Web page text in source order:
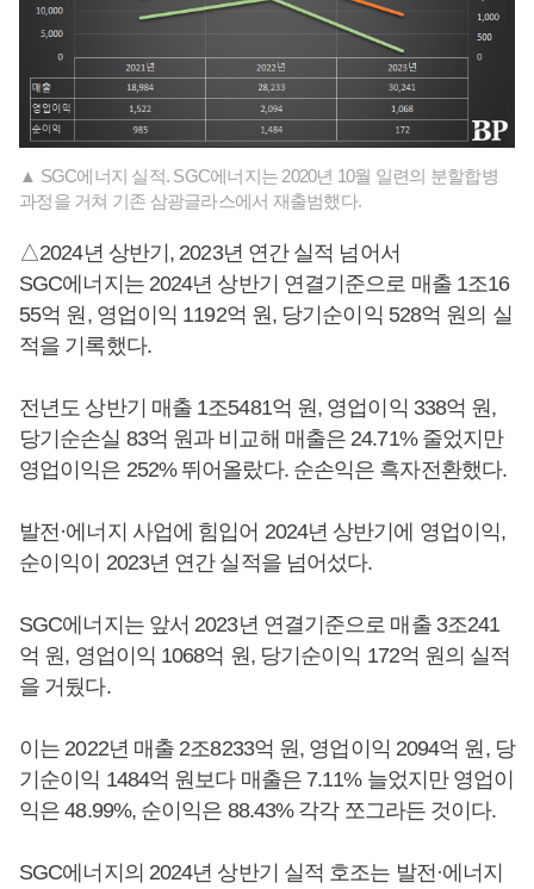
▲ SGC에너지 실적. SGC에너지는 2020년 10월 일련의 분할합병
과정을 거쳐 기존 삼광글라스에서 재출범했다.
△2024년 상반기, 2023년 연간 실적 넘어서
SGC에너지는 2024년 상반기 연결기준으로 매출 1조16
55억 원, 영업이익 1192억 원, 당기순이익 528억 원의 실
적을 기록했다.
전년도 상반기 매출 1조5481억 원, 영업이익 338억 원,
당기순손실 83억 원과 비교해 매출은 24.71% 줄었지만
영업이익은 252% 뛰어올랐다. 순손익은 흑자전환했다.
발전·에너지 사업에 힘입어 2024년 상반기에 영업이익,
순이익이 2023년 연간 실적을 넘어섰다.
SGC에너지는 앞서 2023년 연결기준으로 매출 3조241
억 원, 영업이익 1068억 원, 당기순이익 172억 원의 실적
을 거뒀다.
이는 2022년 매출 2조8233억 원, 영업이익 2094억 원, 당
기순이익 1484억 원보다 매출은 7.11% 늘었지만 영업이
익은 48.99%, 순이익은 88.43% 각각 쪼그라든 것이다.
SGC에너지의 2024년 상반기 실적 호조는 발전·에너지